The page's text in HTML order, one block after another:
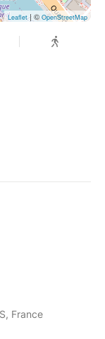
Leaflet| © OpenStreetMap
France